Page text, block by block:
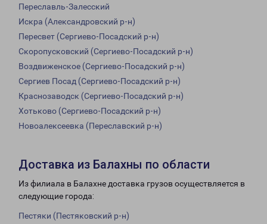
Переславль-Залесский
Искра (Александровский р-н)
Пересвет (Сергиево-Посадский р-н)
Скоропусковский (Сергиево-Посадский р-н)
Воздвиженское (Сергиево-Посадский р-н)
Сергиев Посад (Сергиево-Посадский р-н)
Краснозаводск (Сергиево-Посадский р-н)
Хотьково (Сергиево-Посадский р-н)
Новоалексеевка (Переславский р-н)
Доставка из Балахны по области
Из филиала в Балахне доставка грузов осуществляется в
следующие города:
Пестяки (Пестяковский р-н)